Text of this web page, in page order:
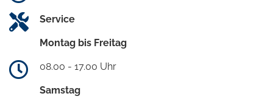
Service
Montag bis Freitag
08.00 - 17.00 Uhr
Samstag